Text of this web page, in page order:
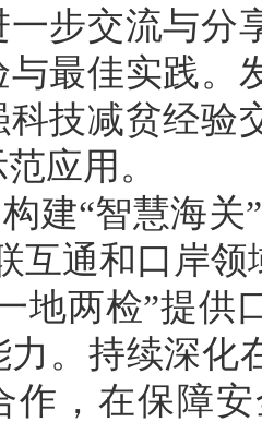
一步交流与分
与最佳实践。
科技减贫经验
应用。
构建“智慧海
互通和口岸
地两检”提供
力。持续深化
作，在保障